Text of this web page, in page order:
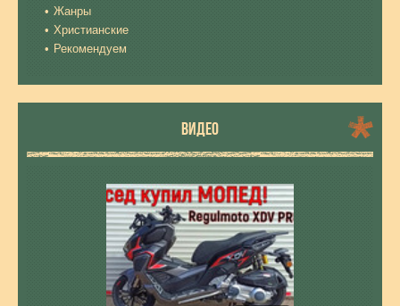
Жанры
Христианские
Рекомендуем
ВИДЕО